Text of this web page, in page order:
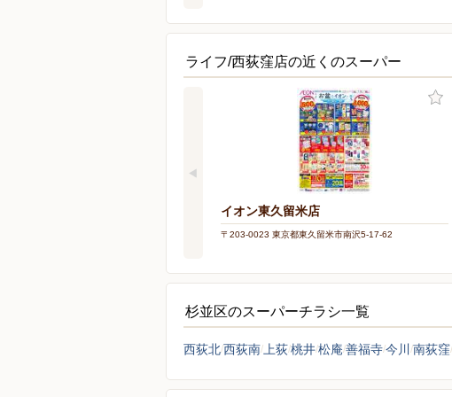
ライフ/西荻窪店の近くのスーパー
イオン東久留米店
〒203-0023 東京都東久留米市南沢5-17-62
杉並区のスーパーチラシ一覧
西荻北西荻南 上荻桃井松庵 善福寺今川 南荻窪